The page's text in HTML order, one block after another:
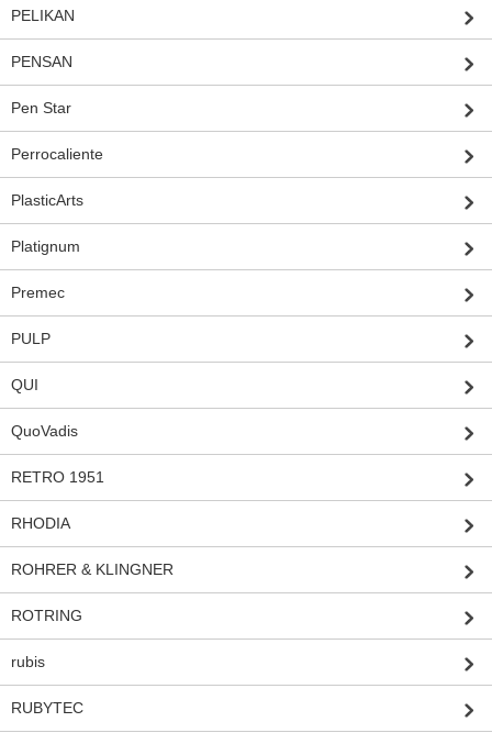
PELIKAN
PENSAN
Pen Star
Perrocaliente
PlasticArts
Platignum
Premec
PULP
QUI
QuoVadis
RETRO 1951
RHODIA
ROHRER & KLINGNER
ROTRING
rubis
RUBYTEC